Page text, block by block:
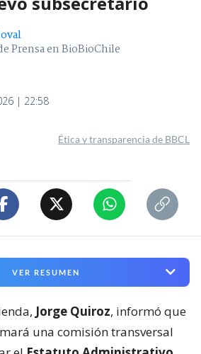
Prensa en BioBioChile
| 22:58
Ética y transparencia de BBCL
VER RESUMEN
Jorge Quiroz, informó que
una comisión transversal